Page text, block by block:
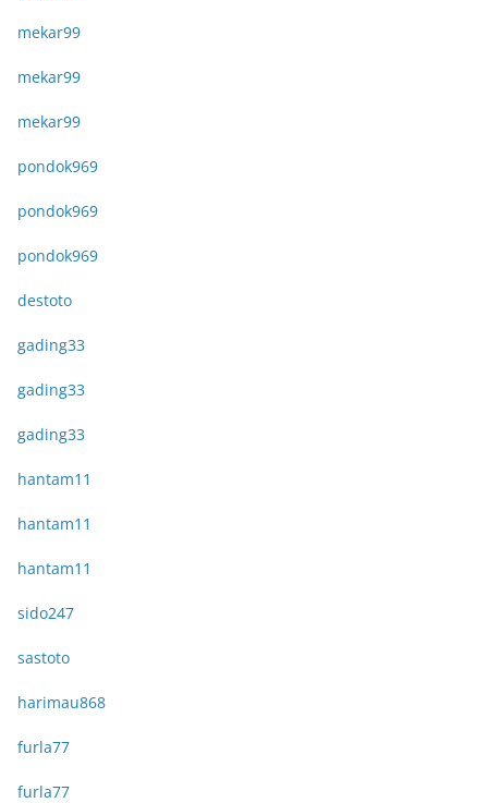
mekar99
mekar99
mekar99
pondok969
pondok969
pondok969
destoto
gading33
gading33
gading33
hantam11
hantam11
hantam11
sido247
sastoto
harimau868
furla77
furla77